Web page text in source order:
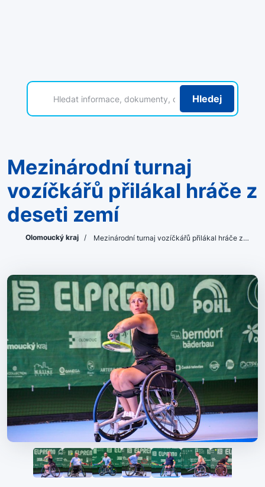
Hledej
Mezinárodní turnaj
vozíčkářů přilákal hráče z
deseti zemí
Olomoucký kraj / Mezinárodní turnaj vozíčkářů přilákal hráče z…